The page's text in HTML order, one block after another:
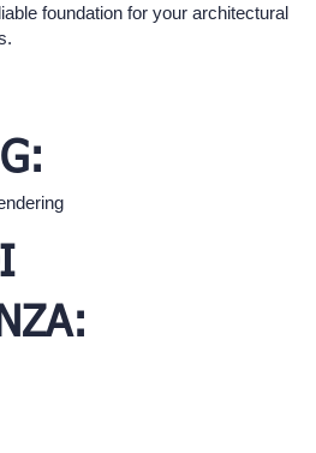
foundation for your architectural